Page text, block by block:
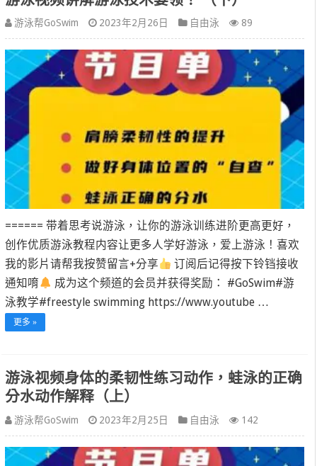
游泳帮GoSwim 2023年2月26日 自由泳 89
====== 带着思考说游泳，让你的游泳训练进阶更高更好，
创作优质游泳教程内容让更多人学好游泳，爱上游泳！喜欢
我的影片请帮我按赞留言+分享
订阅后记得按下铃铛接收
通知唷
成为这个频道的会员并获得奖励： #GoSwim#游
泳教学#freestyle swimming https://www.youtube …
更多 »
游泳视频身体的柔韧性练习动作，蛙泳的正确
分水动作解释（上）
游泳帮GoSwim 2023年2月25日 自由泳 142